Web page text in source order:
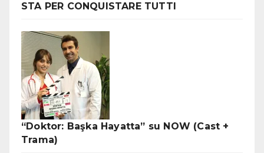
STA PER CONQUISTARE TUTTI
“Doktor: Başka Hayatta” su NOW (Cast +
Trama)